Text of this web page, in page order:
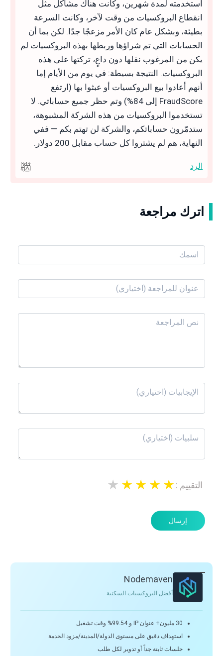
استخدمته لمدة شهرين، وكانت هناك مشاكل مثل
انقطاع البروكسيات من وقت لآخر، وكانت السرعة
بطيئة، وبشكل عام كان الأمر مزعجًا جدًا. لكن بما أن
الحسابات التي تم شراؤها وربطها بهذه البروكسيات لم
يكن من المرغوب نقلها دون داعٍ، تركتها على هذه
البروكسيات. النتيجة بسيطة: في يوم من الأيام إما
أنهم أعادوا بيع البروكسيات أو عبثوا بها (ارتفع
FraudScore إلى 84%) وتم حظر جميع حساباتي. لا
تستخدموا البروكسيات من هذه الشركة المشبوهة،
ستدمّرون حساباتكم، والشركة لن تهتم بكم — ففي
النهاية، هم لم يشتروا كل حساب مقابل 200 دولار.
الرد
اترك مراجعة
التقييم :
إرسال
Nodemaven
أفضل البروكسيات السكنية
30 مليون+ عنوان IP و 99.54% وقت تشغيل
استهداف دقيق على مستوى الدولة/المدينة/مزود الخدمة
جلسات ثابتة جداً أو تدوير لكل طلب